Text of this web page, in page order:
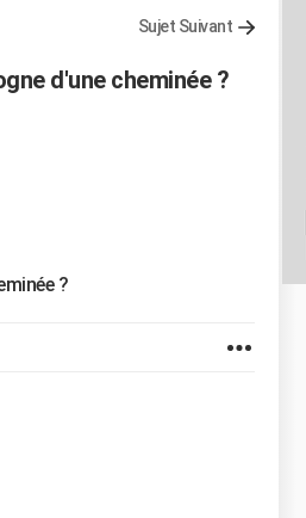
Sujet Suivant
d'une cheminée ?
?